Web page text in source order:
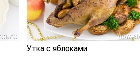
Утка с яблоками